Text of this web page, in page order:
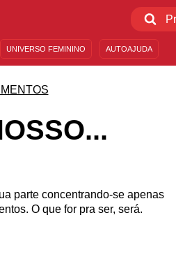
UNIVERSO FEMININO AUTOAJUDA
parte concentrando-se apenas
O que for pra ser, será.